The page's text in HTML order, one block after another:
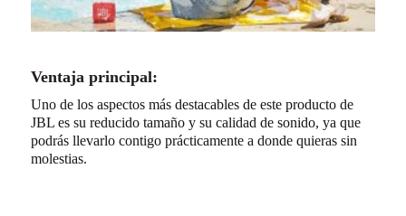
Ventaja principal:
Uno de los aspectos más destacables de este producto de
JBL es su reducido tamaño y su calidad de sonido, ya que
podrás llevarlo contigo prácticamente a donde quieras sin
molestias.